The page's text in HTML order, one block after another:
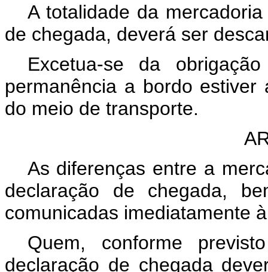
A totalidade da
de chegada, deverá ser
Excetua-se da
permanência a bordo
do meio de transporte.
As diferenças entre a
declaração de chegada,
comunicadas imediatamente
Quem, conforme
declaração de chegada